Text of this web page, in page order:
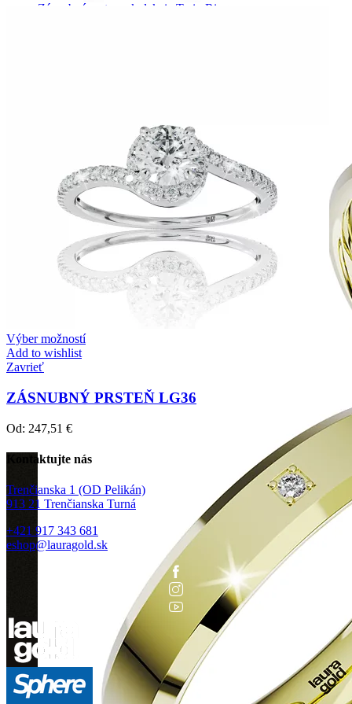
Zásnubné prstne z kolekcie Twin Rings.
Výber možností
Add to wishlist
Zavrieť
ZÁSNUBNÝ PRSTEŇ LG36
Od: 247,51 €
Kontaktujte nás
Trenčianska 1 (OD Pelikán)
913 21 Trenčianska Turná
+421 917 343 681
eshop@lauragold.sk